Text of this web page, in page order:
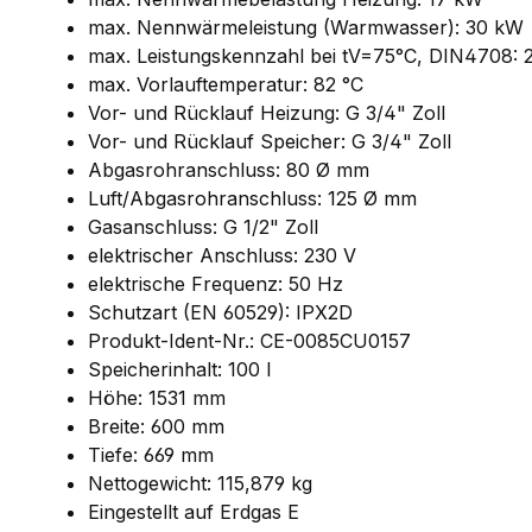
max. Nennwärmeleistung (Warmwasser): 30 kW
max. Leistungskennzahl bei tV=75°C, DIN4708:
max. Vorlauftemperatur: 82 °C
Vor- und Rücklauf Heizung: G 3/4" Zoll
Vor- und Rücklauf Speicher: G 3/4" Zoll
Abgasrohranschluss: 80 Ø mm
Luft/Abgasrohranschluss: 125 Ø mm
Gasanschluss: G 1/2" Zoll
elektrischer Anschluss: 230 V
elektrische Frequenz: 50 Hz
Schutzart (EN 60529): IPX2D
Produkt-Ident-Nr.: CE-0085CU0157
Speicherinhalt: 100 l
Höhe: 1531 mm
Breite: 600 mm
Tiefe: 669 mm
Nettogewicht: 115,879 kg
Eingestellt auf Erdgas E